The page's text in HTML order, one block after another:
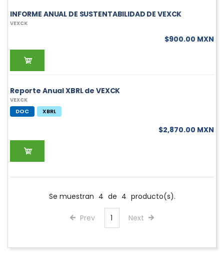
INFORME ANUAL DE SUSTENTABILIDAD DE VEXCK
VEXCK
$900.00 MXN
Reporte Anual XBRL de VEXCK
VEXCK
DOC XBRL
$2,870.00 MXN
Se muestran 4 de 4 producto(s).
Prev 1 Next